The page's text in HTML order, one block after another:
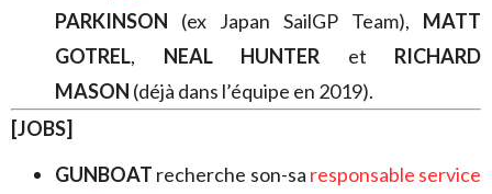
PARKINSON (ex Japan SailGP Team), MATT
GOTREL, NEAL HUNTER et RICHARD
MASON (déjà dans l’équipe en 2019).
[JOBS]
GUNBOAT recherche son-sa responsable service